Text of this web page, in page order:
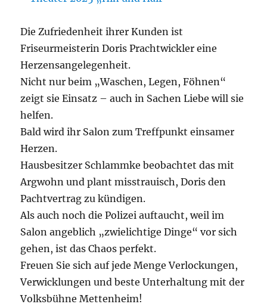
Die Zufriedenheit ihrer Kunden ist
Friseurmeisterin Doris Prachtwickler eine
Herzensangelegenheit.
Nicht nur beim „Waschen, Legen, Föhnen“
zeigt sie Einsatz – auch in Sachen Liebe will sie
helfen.
Bald wird ihr Salon zum Treffpunkt einsamer
Herzen.
Hausbesitzer Schlammke beobachtet das mit
Argwohn und plant misstrauisch, Doris den
Pachtvertrag zu kündigen.
Als auch noch die Polizei auftaucht, weil im
Salon angeblich „zwielichtige Dinge“ vor sich
gehen, ist das Chaos perfekt.
Freuen Sie sich auf jede Menge Verlockungen,
Verwicklungen und beste Unterhaltung mit der
Volksbühne Mettenheim!